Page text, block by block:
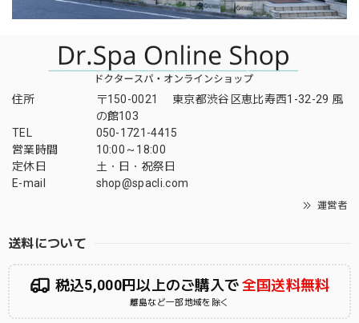
住所
〒150-0021 東京都渋谷区恵比寿西1-32-29 風
の館103
TEL
050-1721-4415
営業時間
10:00～18:00
定休日
土・日・祝祭日
E-mail
shop@spacli.com
運営者
送料について
税込5,000円以上のご購入で全国送料無料
離島など一部地域を除く